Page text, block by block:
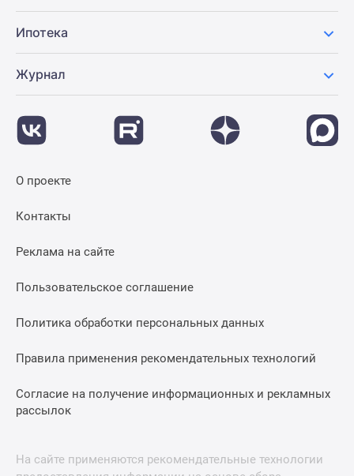
Ипотека
Журнал
О проекте
Контакты
Реклама на сайте
Пользовательское соглашение
Политика обработки персональных данных
Правила применения рекомендательных технологий
Согласие на получение информационных и рекламных
рассылок
На сайте применяются рекомендательные технологии